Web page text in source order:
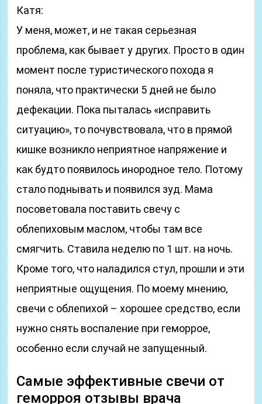
Катя:
У меня, может, и не такая серьезная
проблема, как бывает у других. Просто в один
момент после туристического похода я
поняла, что практически 5 дней не было
дефекации. Пока пыталась «исправить
ситуацию», то почувствовала, что в прямой
кишке возникло неприятное напряжение и
как будто появилось инородное тело. Потому
стало поднывать и появился зуд. Мама
посоветовала поставить свечу с
облепиховым маслом, чтобы там все
смягчить. Ставила неделю по 1 шт. на ночь.
Кроме того, что наладился стул, прошли и эти
неприятные ощущения. По моему мнению,
свечи с облепихой – хорошее средство, если
нужно снять воспаление при геморрое,
особенно если случай не запущенный.
Самые эффективные свечи от
геморроя отзывы врача